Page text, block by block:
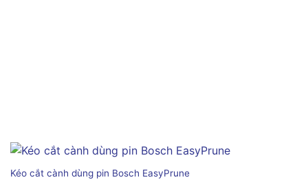
Kéo cắt cành dùng pin Bosch EasyPrune